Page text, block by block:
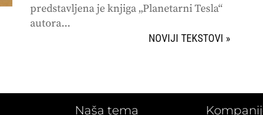
predstavljena je knjiga „Planetarni Tesla“
autora...
SLEDEĆI UNOSI »
Naša tema